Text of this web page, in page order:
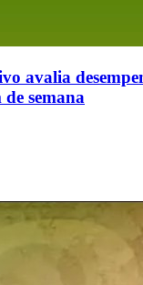
avalia
de semana